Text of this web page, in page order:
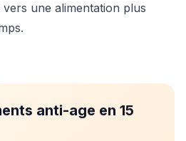
une alimentation plus
anti-age en 15